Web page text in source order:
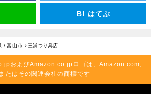
B! はてぶ
/ 富山市 三浦つり具店
およびAmazon.co.jpロゴは、Amazon.com,
たはその関連会社の商標です